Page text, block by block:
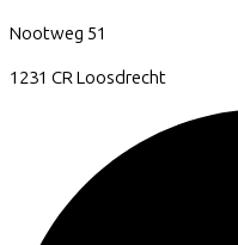
Nootweg 51
1231 CRLoosdrecht